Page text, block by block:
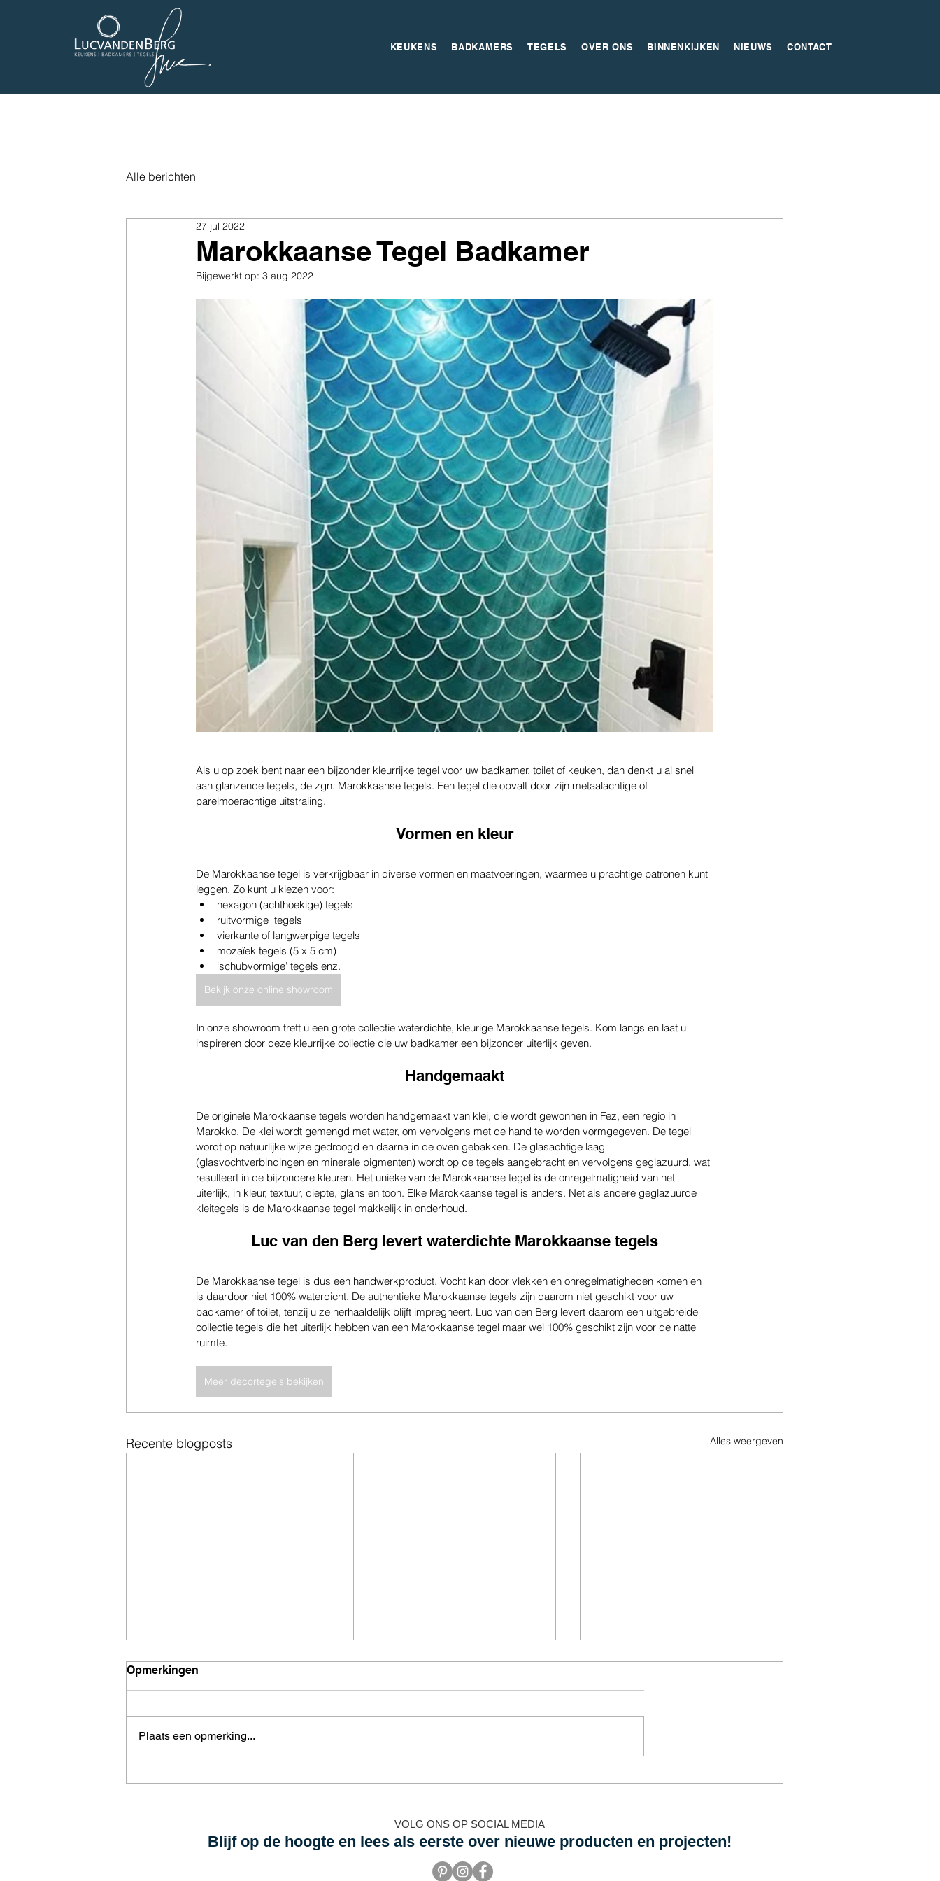
KEUKENS BADKAMERS TEGELS OVER ONS BINNENKIJKEN NIEUWS CONTACT
Alle berichten
Marokkaanse Tegel Badkamer
27 jul 2022
Bijgewerkt op: 3 aug 2022
Als u op zoek bent naar een bijzonder kleurrijke tegel voor uw badkamer, toilet of keuken, dan denkt u al snel
aan glanzende tegels, de zgn. Marokkaanse tegels. Een tegel die opvalt door zijn metaalachtige of
parelmoerachtige uitstraling.
Vormen en kleur
De Marokkaanse tegel is verkrijgbaar in diverse vormen en maatvoeringen, waarmee u prachtige patronen kunt
leggen. Zo kunt u kiezen voor:
hexagon (achthoekige) tegels
ruitvormige  tegels
vierkante of langwerpige tegels
mozaïek tegels (5 x 5 cm)
‘schubvormige’ tegels enz.
Bekijk onze online showroom
In onze showroom treft u een grote collectie waterdichte, kleurige Marokkaanse tegels. Kom langs en laat u
inspireren door deze kleurrijke collectie die uw badkamer een bijzonder uiterlijk geven.
Handgemaakt
De originele Marokkaanse tegels worden handgemaakt van klei, die wordt gewonnen in Fez, een regio in
Marokko. De klei wordt gemengd met water, om vervolgens met de hand te worden vormgegeven. De tegel
wordt op natuurlijke wijze gedroogd en daarna in de oven gebakken. De glasachtige laag
(glasvochtverbindingen en minerale pigmenten) wordt op de tegels aangebracht en vervolgens geglazuurd, wat
resulteert in de bijzondere kleuren. Het unieke van de Marokkaanse tegel is de onregelmatigheid van het
uiterlijk, in kleur, textuur, diepte, glans en toon. Elke Marokkaanse tegel is anders. Net als andere geglazuurde
kleitegels is de Marokkaanse tegel makkelijk in onderhoud.
Luc van den Berg levert waterdichte Marokkaanse tegels
De Marokkaanse tegel is dus een handwerkproduct. Vocht kan door vlekken en onregelmatigheden komen en
is daardoor niet 100% waterdicht. De authentieke Marokkaanse tegels zijn daarom niet geschikt voor uw
badkamer of toilet, tenzij u ze herhaaldelijk blijft impregneert. Luc van den Berg levert daarom een uitgebreide
collectie tegels die het uiterlijk hebben van een Marokkaanse tegel maar wel 100% geschikt zijn voor de natte
ruimte.
Meer decortegels bekijken
Recente blogposts Alles weergeven
Brons in de badkamer
Opmerkingen
Plaats een opmerking...
VOLG ONS OP SOCIAL MEDIA
Blijf op de hoogte en lees als eerste over nieuwe producten en projecten!